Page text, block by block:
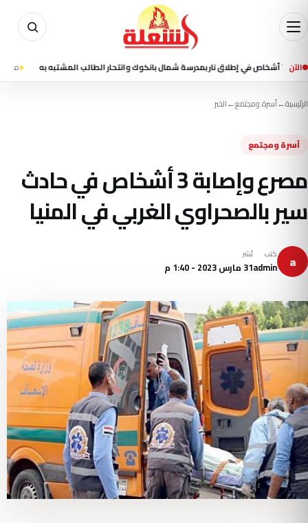
الآن منذ 14 ساعة
الرئيسية←أسرة ومجتمع←الخبر
أسرة ومجتمع
مصرع وإصابة 3 أشخاص في حادث
سير بالصحراوي الغربي في المنيا
a كتب
admin
نُشر
31 مارس 2023 - 1:40 م